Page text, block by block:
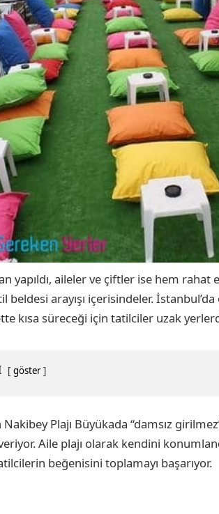
yapıldı, aileler ve çiftler ise hem
arayışı içerisindeler. İstanbul’da
kısa süreceği için tatilciler uzak
göster
Plajı Büyükada “damsız
Aile plajı olarak kendini
beğenisini toplamayı başarıyor.